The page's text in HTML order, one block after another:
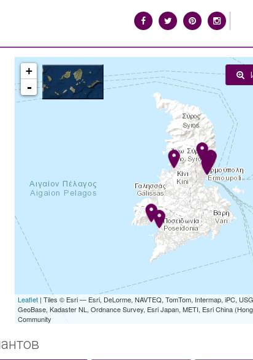
syros_vaporia_F268133321.jpg
+
-
Leaflet | Tiles © Esri — Esri, DeLorme, NAVTEQ, TomTom, Intermap, iPC,
GeoBase, Kadaster NL, Ordnance Survey, Esri Japan, METI, Esri China
Community